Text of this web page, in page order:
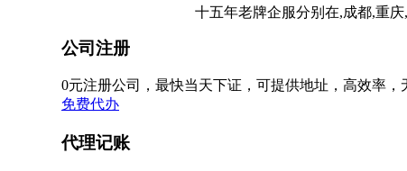
十五年老牌企服分别在,成都,重
公司注册
0元注册公司，最快当天下证，可提供地址，高效率，
免费代办
代理记账